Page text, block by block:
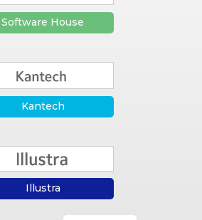
Software House
Kantech
Illustra